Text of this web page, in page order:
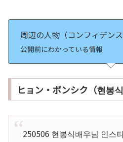
周辺の人物（コンフィデンス
公開前にわかっている情報
ヒョン・ボンシク（현봉식
250506 현봉식배우님 인스